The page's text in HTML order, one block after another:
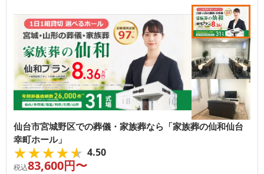
仙台市宮城野区での葬儀・家族葬なら「家族葬の仙和仙台
幸町ホール」
★★★★★
★★★★★ 4.50
税込83,600円〜